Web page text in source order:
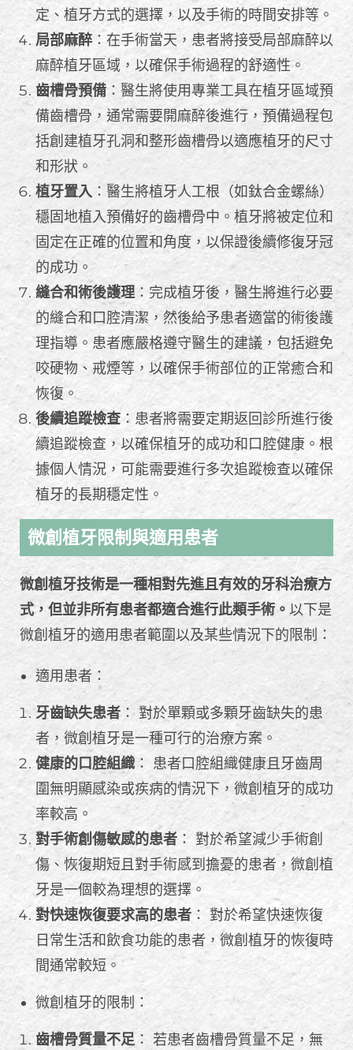
定、植牙方式的選擇，以及手術的時間安排等。
局部麻醉 ：在手術當天，患者將接受局部麻醉以
麻醉植牙區域，以確保手術過程的舒適性。
齒槽骨預備 ：醫生將使用專業工具在植牙區域預
備齒槽骨，通常需要開麻醉後進行，預備過程包
括創建植牙孔洞和整形齒槽骨以適應植牙的尺寸
和形狀。
植牙置入 ：醫生將植牙人工根（如鈦合金螺絲）
穩固地植入預備好的齒槽骨中。植牙將被定位和
固定在正確的位置和角度，以保證後續修復牙冠
的成功。
縫合和術後護理：完成植牙後，醫生將進行必要
的縫合和口腔清潔，然後給予患者適當的術後護
理指導。患者應嚴格遵守醫生的建議，包括避免
咬硬物、戒煙等，以確保手術部位的正常癒合和
恢復。
後續追蹤檢查 ：患者將需要定期返回診所進行後
續追蹤檢查，以確保植牙的成功和口腔健康。根
據個人情況，可能需要進行多次追蹤檢查以確保
植牙的長期穩定性。
微創植牙限制與適用患者
微創植牙技術是一種相對先進且有效的牙科治療方
式，但並非所有患者都適合進行此類手術。 以下是
微創植牙的適用患者範圍以及某些情況下的限制：
適用患者：
牙齒缺失患者 ： 對於單顆或多顆牙齒缺失的患
者，微創植牙是一種可行的治療方案。
健康的口腔組織 ： 患者口腔組織健康且牙齒周
圍無明顯感染或疾病的情況下，微創植牙的成功
率較高。
對手術創傷敏感的患者 ： 對於希望減少手術創
傷、恢復期短且對手術感到擔憂的患者，微創植
牙是一個較為理想的選擇。
對快速恢復要求高的患者 ： 對於希望快速恢復
日常生活和飲食功能的患者，微創植牙的恢復時
間通常較短。
微創植牙的限制：
齒槽骨質量不足： 若患者齒槽骨質量不足，無